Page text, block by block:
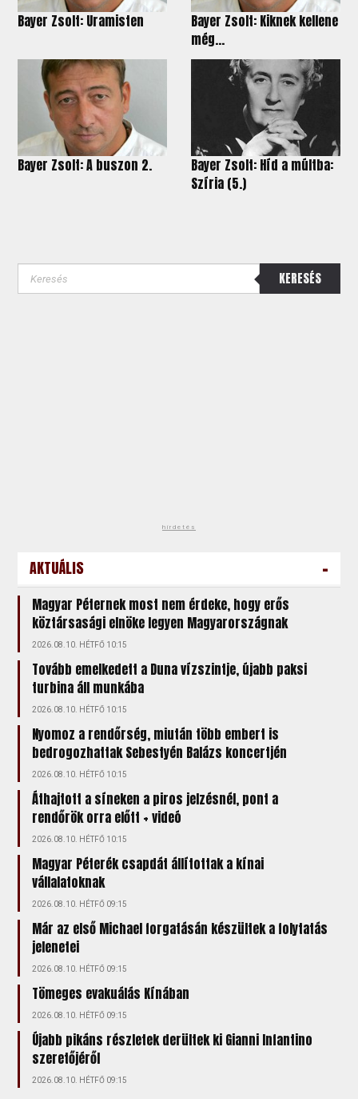
Bayer Zsolt: Uramisten
Bayer Zsolt: Kiknek kellene
még...
Bayer Zsolt: A buszon 2.
Bayer Zsolt: Híd a múltba:
Szíria (5.)
KERESÉS
hirdetés
AKTUÁLIS -
Magyar Péternek most nem érdeke, hogy erős
köztársasági elnöke legyen Magyarországnak
2026.08.10. HÉTFŐ 10:15
Tovább emelkedett a Duna vízszintje, újabb paksi
turbina áll munkába
2026.08.10. HÉTFŐ 10:15
Nyomoz a rendőrség, miután több embert is
bedrogozhattak Sebestyén Balázs koncertjén
2026.08.10. HÉTFŐ 10:15
Áthajtott a síneken a piros jelzésnél, pont a
rendőrök orra előtt + videó
2026.08.10. HÉTFŐ 10:15
Magyar Péterék csapdát állítottak a kínai
vállalatoknak
2026.08.10. HÉTFŐ 09:15
Már az első Michael forgatásán készültek a folytatás
jelenetei
2026.08.10. HÉTFŐ 09:15
Tömeges evakuálás Kínában
2026.08.10. HÉTFŐ 09:15
Újabb pikáns részletek derültek ki Gianni Infantino
szeretőjéről
2026.08.10. HÉTFŐ 09:15